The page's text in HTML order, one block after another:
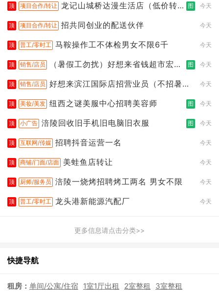
顶 项目合作/转让 龙记山城桥达漫生活店（低价转
图 今天
顶 项目合作/转让 招共同创业的配送伙伴 今天
顶 普工/零时工 马鞍操作工不体检男女不限6千 今天
顶 销售/店员
（暑假工勿扰）好想来省钱超市宏声
图 今天
顶 销售/店员 好想来滨江国际店招营业员（不招暑假
今天
顶 美妆/美发 纽西之谜美服中心招聘美容师 图 今天
顶 小广告 涪陵回收旧手机旧电脑旧衣服 图 今天
顶 互联网/传媒 招聘抖音运营一名 今天
顶 商铺/门面/店面 美蛙鱼店转让 今天
顶 厨师/服务员 涪陵一烧烤招聘烤工两名 男女不限 今天
顶 普工/零时工 龙头港新能源汽配厂 今天
更多信息请点击分类>>
快捷导航
租房： 单间/公寓/住宿 1室1厅出租 2室整租 3室整租